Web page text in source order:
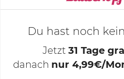
Deine Notizen
Du hast noch
Jetzt 31 Tage
danach nur 4,99€/